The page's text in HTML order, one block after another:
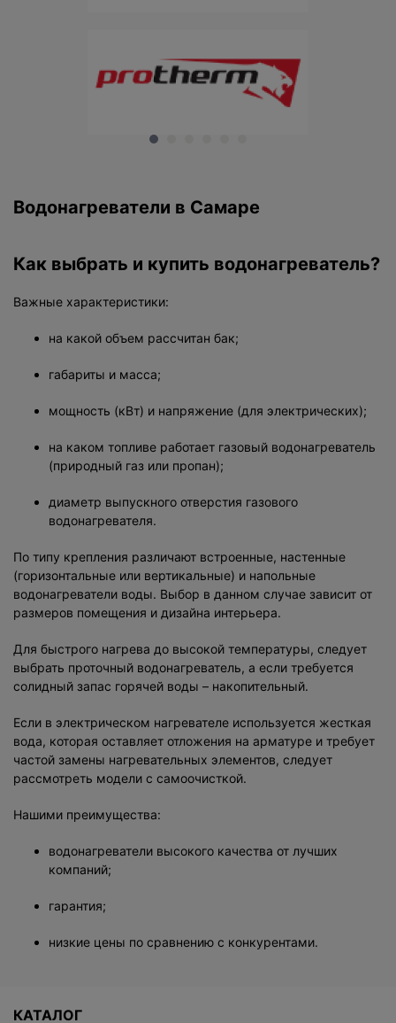
Водонагреватели в Самаре
Как выбрать и купить водонагреватель?
Важные характеристики:
на какой объем рассчитан бак;
габариты и масса;
мощность (кВт) и напряжение (для электрических);
на каком топливе работает газовый водонагреватель
(природный газ или пропан);
диаметр выпускного отверстия газового
водонагревателя.
По типу крепления различают встроенные, настенные
(горизонтальные или вертикальные) и напольные
водонагреватели воды. Выбор в данном случае зависит от
размеров помещения и дизайна интерьера.
Для быстрого нагрева до высокой температуры, следует
выбрать проточный водонагреватель, а если требуется
солидный запас горячей воды – накопительный.
Если в электрическом нагревателе используется жесткая
вода, которая оставляет отложения на арматуре и требует
частой замены нагревательных элементов, следует
рассмотреть модели с самоочисткой.
Нашими преимущества:
водонагреватели высокого качества от лучших
компаний;
гарантия;
низкие цены по сравнению с конкурентами.
КАТАЛОГ